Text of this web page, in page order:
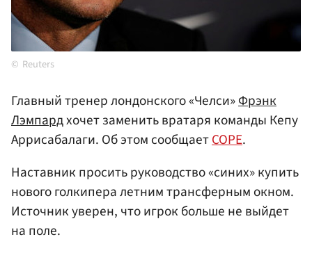
Reuters
Главный тренер лондонского «Челси»Фрэнк
Лэмпардхочет заменить вратаря команды Кепу
Аррисабалаги. Об этом сообщаетCOPE.
Наставник просить руководство «синих» купить
нового голкипера летним трансферным окном.
Источник уверен, что игрок больше не выйдет
на поле.